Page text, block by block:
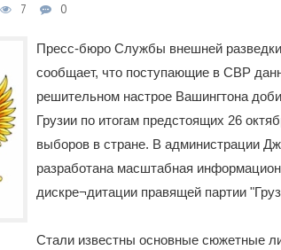
7 0
Пресс-бюро Службы внешней
сообщает, что поступающие в СВР
решительном настрое Вашингтона
Грузии по итогам предстоящих 26
выборов в стране. В администрации
разработана масштабная
дискре¬дитации правящей партии
Стали известны основные сюжетные